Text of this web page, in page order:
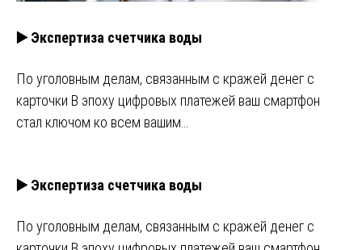
▶️ Экспертиза счетчика воды
По уголовным делам, связанным с кражей денег с
карточки В эпоху цифровых платежей ваш смартфон
стал ключом ко всем вашим…
▶️ Экспертиза счетчика воды
По уголовным делам, связанным с кражей денег с